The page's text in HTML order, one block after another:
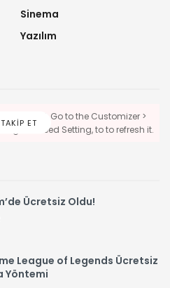
Sinema
Yazılım
TAKIP ET
expired, Go to the Customizer >
Feed Setting, to to refresh it.
Ücretsiz Oldu!
League of Legends Ücretsiz
Yöntemi